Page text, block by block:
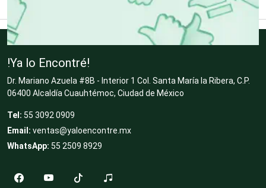
Depósitos Dentales
Desarrollo de Software
Desperdicios Industriales
!Ya lo Encontré!
Dr. Mariano Azuela #8B - Interior 1 Col. Santa María la Ribera, C.P.
06400 Alcaldía Cuauhtémoc, Ciudad de México
Tel: 55 3092 0909
Email: ventas@yaloencontre.mx
WhatsApp: 55 2509 8929